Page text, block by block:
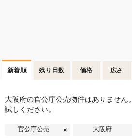
新着順 残り日数 価格 広さ
大阪府の官公庁公売物件はありません。
試しください。
官公庁公売 大阪府